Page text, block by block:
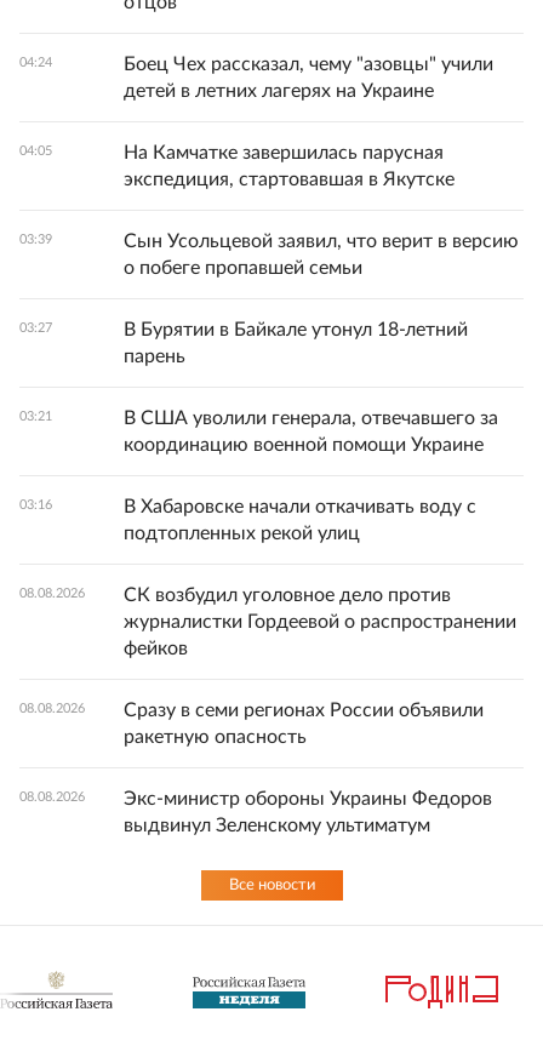
04:24
Боец Чех рассказал, чему "азовцы" учили
детей в летних лагерях на Украине
04:05
На Камчатке завершилась парусная
экспедиция, стартовавшая в Якутске
03:39
Сын Усольцевой заявил, что верит в версию
о побеге пропавшей семьи
03:27
В Бурятии в Байкале утонул 18-летний
парень
03:21
В США уволили генерала, отвечавшего за
координацию военной помощи Украине
03:16
В Хабаровске начали откачивать воду с
подтопленных рекой улиц
08.08.2026
СК возбудил уголовное дело против
журналистки Гордеевой о распространении
фейков
08.08.2026
Сразу в семи регионах России объявили
ракетную опасность
08.08.2026
Экс-министр обороны Украины Федоров
выдвинул Зеленскому ультиматум
Все новости